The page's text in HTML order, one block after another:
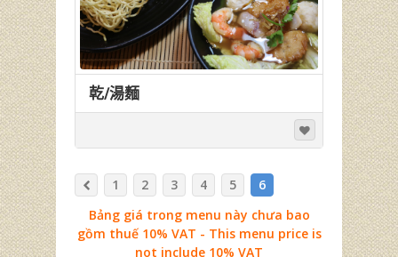
乾/湯麵
1 2 3 4 5
6
Bảng giá trong menu này chưa bao
gồm thuế 10% VAT - This menu price is
not include 10% VAT